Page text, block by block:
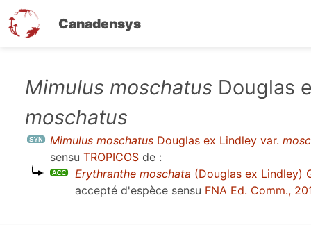
Canadensys
contenu
Mimulus moschatus Douglas
moschatus
Mimulus moschatus Douglas ex Lindley var.
sensu TROPICOS de :
Erythranthe moschata (Douglas ex Lindley)
accepté d'espèce sensu FNA Ed. Comm.,